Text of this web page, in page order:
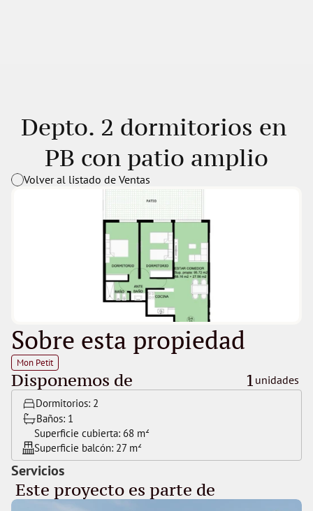
Depto. 2 dormitorios en
PB con patio amplio
Volver al listado de Ventas
Sobre esta propiedad
Mon Petit
Disponemos de 1 unidades
Dormitorios: 2
Baños: 1
Superficie cubierta: 68 m²
Superficie balcón: 27 m²
Servicios
Este proyecto es parte de